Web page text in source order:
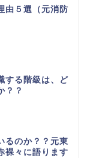
由５選（元消防
する階級は、ど
？？
るのか？？元東
裸々に語ります